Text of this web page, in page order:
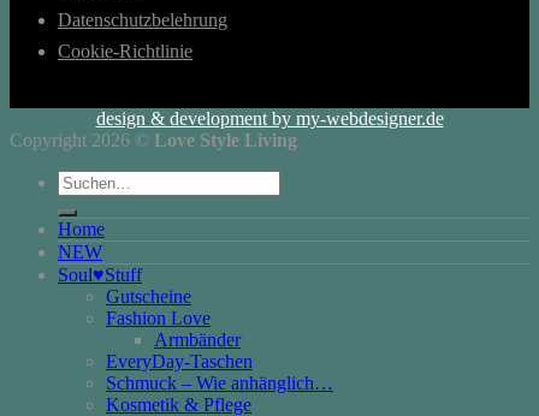
Datenschutzbelehrung
Cookie-Richtlinie
design & development by my-webdesigner.de
Copyright 2026 © Love Style Living
Suchen
nach:
Home
NEW
Soul♥Stuff
Gutscheine
Fashion Love
Armbänder
EveryDay-Taschen
Schmuck – Wie anhänglich…
Kosmetik & Pflege